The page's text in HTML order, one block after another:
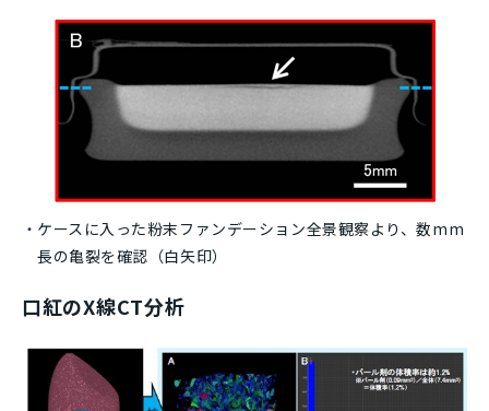
ケースに入った粉末ファンデーション全景観察より、数mm
長の亀裂を確認（白矢印）
口紅のX線CT分析